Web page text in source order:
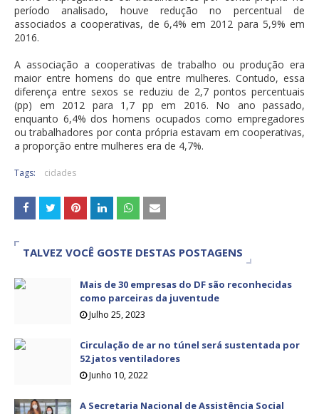
período analisado, houve redução no percentual de
associados a cooperativas, de 6,4% em 2012 para 5,9% em
2016.
A associação a cooperativas de trabalho ou produção era
maior entre homens do que entre mulheres. Contudo, essa
diferença entre sexos se reduziu de 2,7 pontos percentuais
(pp) em 2012 para 1,7 pp em 2016. No ano passado,
enquanto 6,4% dos homens ocupados como empregadores
ou trabalhadores por conta própria estavam em cooperativas,
a proporção entre mulheres era de 4,7%.
Tags: cidades
TALVEZ VOCÊ GOSTE DESTAS POSTAGENS
Mais de 30 empresas do DF são reconhecidas
como parceiras da juventude
Julho 25, 2023
Circulação de ar no túnel será sustentada por
52 jatos ventiladores
Junho 10, 2022
A Secretaria Nacional de Assistência Social